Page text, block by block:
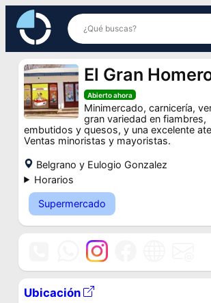
Saltar
contenido
El Gran
Abierto ahora
Minimercado, carnicería,
gran variedad en fiambres,
embutidos y quesos, y una excelente
Ventas minoristas y mayoristas.
Belgrano y Eulogio Gonzalez
Horarios
Supermercado
Ubicación